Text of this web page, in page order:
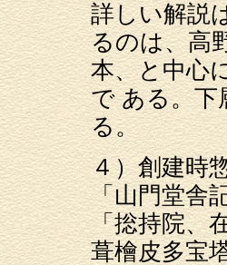
詳しい解説
るのは、高
本、と中心
で ある。下
る。
４）創建時
「山門堂舎
「捴持院、
葺檜皮多宝